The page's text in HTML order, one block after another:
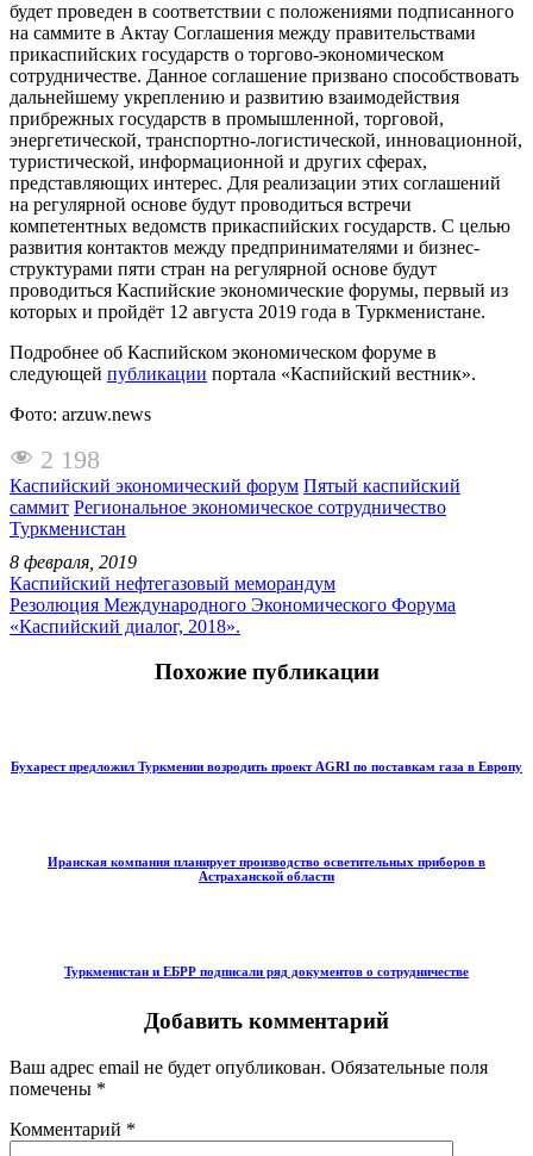
будет проведен в соответствии с положениями подписанного
на саммите в Актау Соглашения между правительствами
прикаспийских государств о торгово-экономическом
сотрудничестве. Данное соглашение призвано способствовать
дальнейшему укреплению и развитию взаимодействия
прибрежных государств в промышленной, торговой,
энергетической, транспортно-логистической, инновационной,
туристической, информационной и других сферах,
представляющих интерес. Для реализации этих соглашений
на регулярной основе будут проводиться встречи
компетентных ведомств прикаспийских государств. С целью
развития контактов между предпринимателями и бизнес-
структурами пяти стран на регулярной основе будут
проводиться Каспийские экономические форумы, первый из
которых и пройдёт 12 августа 2019 года в Туркменистане.
Подробнее об Каспийском экономическом форуме в
следующей публикации портала «Каспийский вестник».
Фото: arzuw.news
2 198
Каспийский экономический форум Пятый каспийский
саммит Региональное экономическое сотрудничество
Туркменистан
8 февраля, 2019
Каспийский нефтегазовый меморандум
Резолюция Международного Экономического Форума
«Каспийский диалог, 2018».
Похожие публикации
Бухарест предложил Туркмении возродить проект AGRI по поставкам газа в Европу
Иранская компания планирует производство осветительных приборов в
Астраханской области
Туркменистан и ЕБРР подписали ряд документов о сотрудничестве
Добавить комментарий
Ваш адрес email не будет опубликован. Обязательные поля
помечены *
Комментарий *